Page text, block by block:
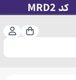
سبد